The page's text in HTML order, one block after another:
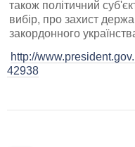
також політичний
вибір, про захист
закордонного
http://
42938